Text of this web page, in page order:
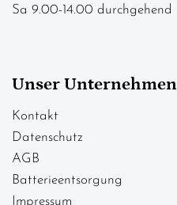
Sa 9.00-14.00 durchgehend
Unser Unternehmen
Kontakt
Datenschutz
AGB
Batterieentsorgung
Impressum